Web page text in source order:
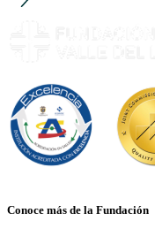
Conoce más de la Fundación